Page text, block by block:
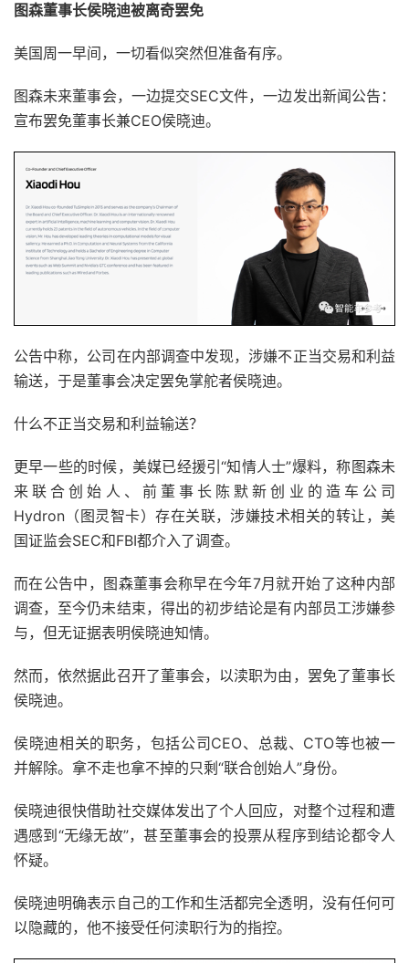
图森董事长侯晓迪被离奇罢免
美国周一早间，一切看似突然但准备有序。
图森未来董事会，一边提交SEC文件，一边发出新闻公告：
宣布罢免董事长兼CEO侯晓迪。
公告中称，公司在内部调查中发现，涉嫌不正当交易和利益
输送，于是董事会决定罢免掌舵者侯晓迪。
什么不正当交易和利益输送？
更早一些的时候，美媒已经援引“知情人士”爆料，称图森未
来联合创始人、前董事长陈默新创业的造车公司
Hydron（图灵智卡）存在关联，涉嫌技术相关的转让，美
国证监会SEC和FBI都介入了调查。
而在公告中，图森董事会称早在今年7月就开始了这种内部
调查，至今仍未结束，得出的初步结论是有内部员工涉嫌参
与，但无证据表明侯晓迪知情。
然而，依然据此召开了董事会，以渎职为由，罢免了董事长
侯晓迪。
侯晓迪相关的职务，包括公司CEO、总裁、CTO等也被一
并解除。拿不走也拿不掉的只剩“联合创始人”身份。
侯晓迪很快借助社交媒体发出了个人回应，对整个过程和遭
遇感到“无缘无故”，甚至董事会的投票从程序到结论都令人
怀疑。
侯晓迪明确表示自己的工作和生活都完全透明，没有任何可
以隐藏的，他不接受任何渎职行为的指控。